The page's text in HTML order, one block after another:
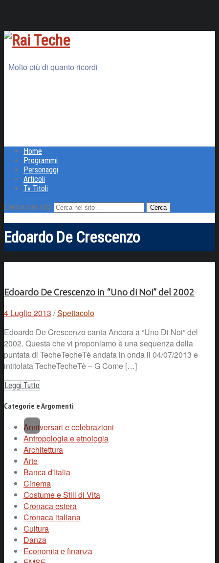
Molto più di quanto ricordi
Home
Programmi
Personaggi
Articoli
Tv Titoli
Cerca nel sito
Edoardo De Crescenzo
Edoardo De Crescenzo in “Uno di Noi” del 2002
4 Luglio 2013 /Spettacolo
Edoardo De Crescenzo canta Ancora a “Uno Di Noi” del
2002. Questa che vi proponiamo è una sequenza della
puntata di TecheTecheTè andata in onda il 04/07/2013 e
intitolata TecheTecheTè – G Come […]
Leggi Tutto
Categorie e Argomenti
Anniversari e celebrazioni
Antropologia e etnologia
Architettura
Arte
Banca d'Italia
Cinema
Costume e Stili di Vita
Cronaca estera
Cronaca italiana
Cultura
Danza
Economia e finanza